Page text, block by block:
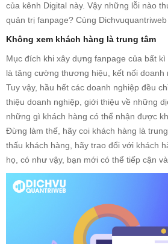
của kênh Digital này. Vậy những lỗi nào
quản trị fanpage? Cùng
Không xem khách hàng là trung tâm
Mục đích khi xây dựng fanpage của bất
là tăng cường thương hiệu, kết nối doanh
Tuy vậy, hầu hết các doanh nghiệp đều
thiệu doanh nghiệp, giới thiệu về những
những gì khách hàng có thể nhận được
Đừng làm thế, hãy coi khách hàng là
thấu khách hàng, hãy trao đổi với khách
họ, có như vậy, bạn mới có thể tiếp cận